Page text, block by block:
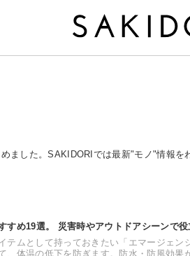
ました。SAKIDORIでは最新"モノ"情報を
すめ19選。 災害時やアウトドアシーンで
テムとして持っておきたい「エマージェン
、体温の低下を防ぎます。防水・防風効果